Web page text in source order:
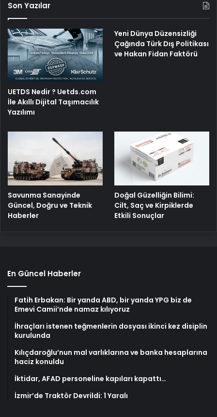
Son Yazılar
UETDS Nedir ? Uetds.com
İle Akıllı Dijital Taşımacılık
Yazılımı
Yeni Dünya Düzensizliği
Çağında Türk Dış Politikası
ve Hakan Fidan Faktörü
Savunma Sanayinde
Güncel, Doğru ve Teknik
Haberler
Doğal Güzelliğin Bilimi:
Cilt, Saç ve Kirpiklerde
Etkili Sonuçlar
En Güncel Haberler
Fatih Erbakan: Bir yanda ABD, bir yanda YPG biz de
Emevi Camii’nde namaz kılıyoruz
İhraçları istenen teğmenlerin dosyası ikinci kez disiplin
kurulunda
Kılıçdaroğlu’nun mal varlıklarına ve banka hesaplarına
haciz konuldu
İktidar, AFAD personeline kapıları kapattı…
İzmir’de Traktör Devrildi: 1 Yaralı